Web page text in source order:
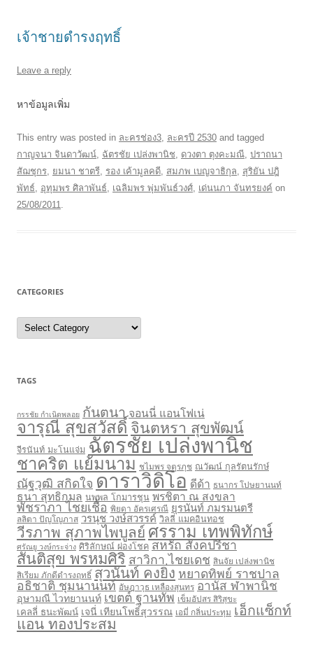
เจ้าชายดำรงฤทธิ์
Leave a reply
หาข้อมูลเพิ่ม
This entry was posted in ละครช่อง3, ละครปี 2530 and tagged
กาญจนา จินดาวัฒน์, ฉัตรชัย เปล่งพานิช, ดวงตา ตุงคะมณี, ปราถนา
สัฌชุกร, ยมนา ชาตรี, รอง เค้ามูลคดี, สมภพ เบญจาธิกุล, สุริยัน ปฎิ
พัทธ์, อุทุมพร ศิลาพันธ์, เฉลิมพร พุ่มพันธ์วงศ์, เด่นนภา จันทรยงค์ on
25/08/2011.
CATEGORIES
Categories
TAGS
กรรชัย กำเนิดพลอย กันตนา จอนนี่ แอนโฟเน่
จารุณี สุขสวัสดิ์ จินตหรา สุขพัฒน์
จีรนันท์ มะโนแจ่ม ฉัตรชัย เปล่งพานิช
ชาคริต แย้มนาม ชไมพร จตุรภุช ณวัฒน์ กุลรัตนรักษ์
ณัฐวุฒิ สกิดใจ ดาราวิดิโอ ดีด้า ธนากร โปษยานนท์
ธนา สุทธิกมล นพพล โกมารชุน พรชิตา ณ สงขลา
พัชราภา ไชยเชื้อ พิยดา อัครเศรณี ยุรนันท์ ภมรมนตรี
ลลิตา ปัญโญภาส วรนุช วงษ์สวรรค์ วิลลี่ แมคอินทอช
วีรภาพ สุภาพไพบูลย์ ศรราม เทพพิทักษ์
ศรัณยู วงษ์กระจ่าง ศิริลักษณ์ ผ่องโชค สหรัถ สังคปรีชา
สันติสุข พรหมศิริ สาวิกา ไชยเดช สินจัย เปล่งพานิช
สิเรียม ภักดีดำรงฤทธิ์ สุวนันท์ คงยิ่ง หยาดทิพย์ ราชปาล
อธิชาติ ชุมนานนท์ อัษฎาวุธ เหลืองสุนทร อานัส ฬาพานิช
อุษามณี ไวทยานนท์ เขตต์ ฐานทัพ เข็มอัปสร สิริสุขะ
เคลลี่ ธนะพัฒน์ เจนี่ เทียนโพธิ์สุวรรณ เอมี่ กลิ่นประทุม เอ็กแซ็กท์
แอน ทองประสม